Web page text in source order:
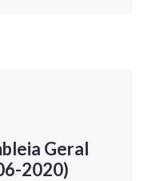
Geral
2020)